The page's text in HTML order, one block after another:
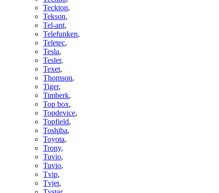
Teckton,
Tekson,
Tel-ant,
Telefunken,
Teletec,
Tesla,
Tesler,
Texet,
Thomson,
Tiger,
Timberk,
Top box,
Topdevice,
Topfield,
Toshiba,
Toyota,
Trony,
Tuvio,
Tuvio,
Tvip,
Tvjet,